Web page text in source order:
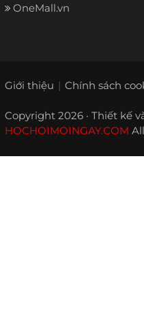
OneMall.vn
Giới thiệu Chính sách
Copyright 2026 · Thiết kế
HOCHOIMOINGAY.COM